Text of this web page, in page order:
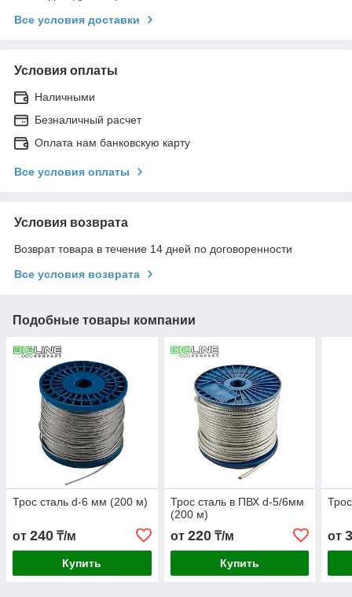
Все условия доставки
Условия оплаты
Наличными
Безналичный расчет
Оплата нам банковскую карту
Все условия оплаты
Условия возврата
Возврат товара в течение 14 дней по договоренности
Все условия возврата
Подобные товары компании
Трос сталь d-6 мм (200 м)
от 240 ₸/м
Купить
Трос сталь в ПВХ d-5/6мм
(200 м)
от 220₸/м
Купить
от